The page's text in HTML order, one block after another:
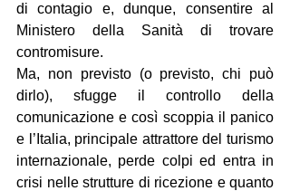
di contagio e, dunque, consentire al
Ministero della Sanità di trovare
contromisure.
Ma, non previsto (o previsto, chi può
dirlo), sfugge il controllo della
comunicazione e così scoppia il panico
e l’Italia, principale attrattore del turismo
internazionale, perde colpi ed entra in
crisi nelle strutture di ricezione e quanto